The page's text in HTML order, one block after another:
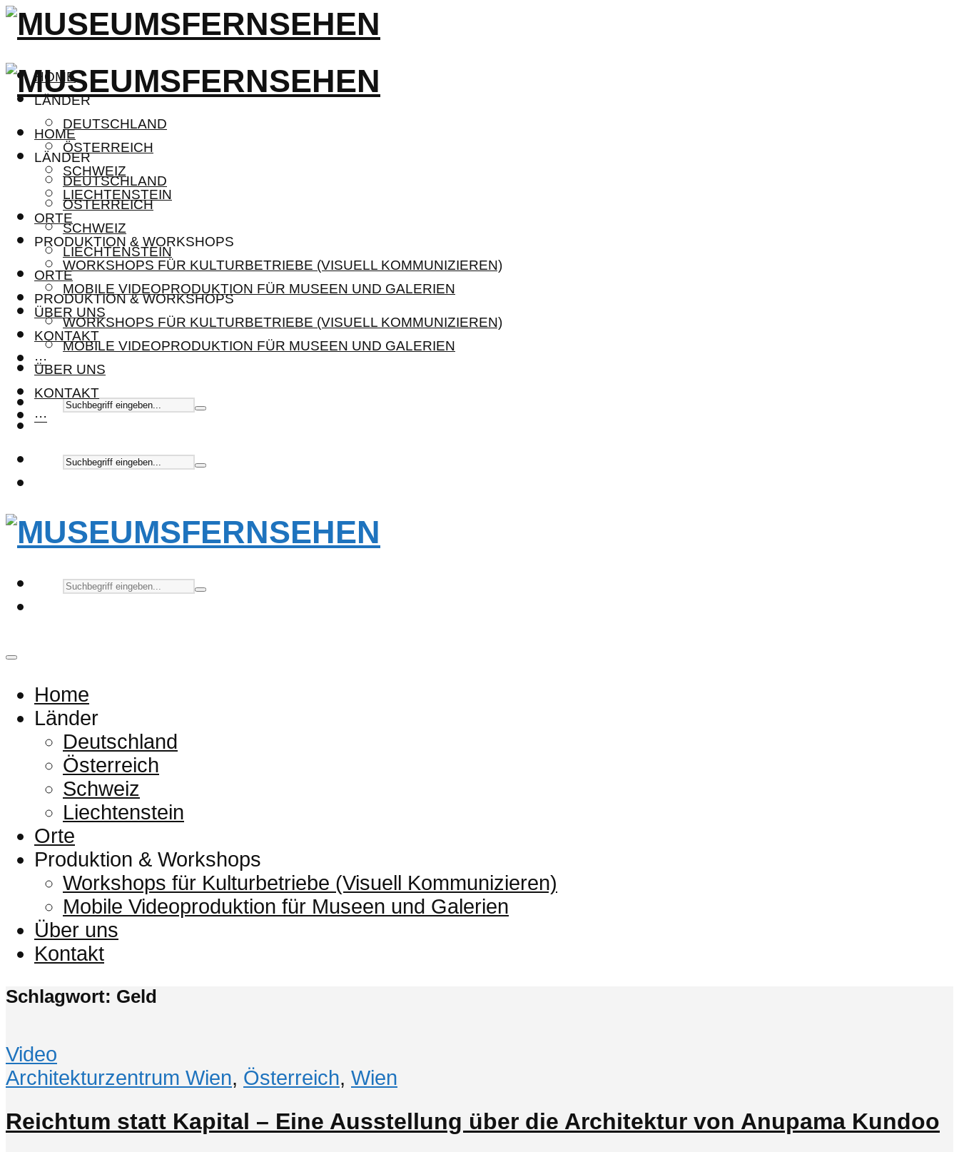
HOME
LÄNDER
DEUTSCHLAND
ÖSTERREICH
SCHWEIZ
LIECHTENSTEIN
ORTE
PRODUKTION & WORKSHOPS
WORKSHOPS FÜR KULTURBETRIEBE (VISUELL KOMMUNIZIEREN)
MOBILE VIDEOPRODUKTION FÜR MUSEEN UND GALERIEN
ÜBER UNS
KONTAKT
···
HOME
LÄNDER
DEUTSCHLAND
ÖSTERREICH
SCHWEIZ
LIECHTENSTEIN
ORTE
PRODUKTION & WORKSHOPS
WORKSHOPS FÜR KULTURBETRIEBE (VISUELL KOMMUNIZIEREN)
MOBILE VIDEOPRODUKTION FÜR MUSEEN UND GALERIEN
ÜBER UNS
KONTAKT
···
Home
Länder
Deutschland
Österreich
Schweiz
Liechtenstein
Orte
Produktion & Workshops
Workshops für Kulturbetriebe (Visuell Kommunizieren)
Mobile Videoproduktion für Museen und Galerien
Über uns
Kontakt
Schlagwort: Geld
Video
Architekturzentrum Wien, Österreich, Wien
Reichtum statt Kapital – Eine Ausstellung über die Architektur von Anupama Kundoo